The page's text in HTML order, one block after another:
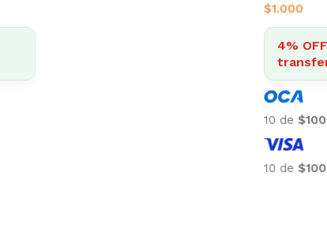
$1.000
4%
10 de $100
10 de $100